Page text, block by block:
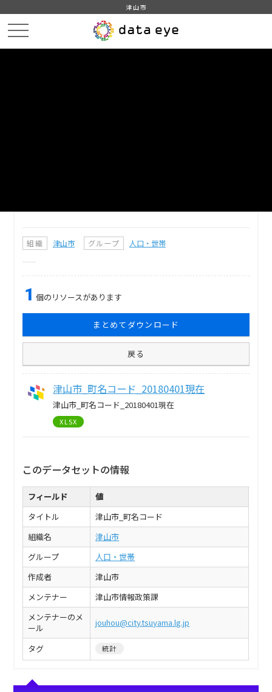
津山市
組織 津山市 グループ 人口・世帯
1 個のリソースがあります
まとめてダウンロード
戻る
津山市_町名コード_20180401現在
津山市_町名コード_20180401現在
XLSX
このデータセットの情報
フィールド
値
タイトル
津山市_町名コード
組織名
津山市
グループ
人口・世帯
作成者
津山市
メンテナー
津山市情報政策課
メンテナーのメ
ール
jouhou@city.tsuyama.lg.jp
タグ 統計